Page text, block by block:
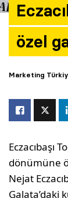
özel
Marketing
Eczacıbaşı
dönümüne
Nejat
Galata’daki